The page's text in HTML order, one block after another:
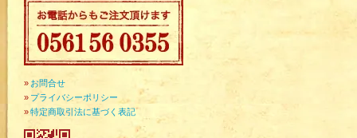
» お問合せ
» プライバシーポリシー
»特定商取引法に基づく表記